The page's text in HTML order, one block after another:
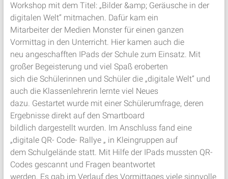
Workshop mit dem Titel: „Bilder &amp; Geräusche in der
digitalen Welt“ mitmachen. Dafür kam ein
Mitarbeiter der Medien Monster für einen ganzen
Vormittag in den Unterricht. Hier kamen auch die
neu angeschafften IPads der Schule zum Einsatz. Mit
großer Begeisterung und viel Spaß eroberten
sich die Schülerinnen und Schüler die „digitale Welt“ und
auch die Klassenlehrerin lernte viel Neues
dazu. Gestartet wurde mit einer Schülerumfrage, deren
Ergebnisse direkt auf den Smartboard
bildlich dargestellt wurden. Im Anschluss fand eine
„digitale QR- Code- Rallye „ in Kleingruppen auf
dem Schulgelände statt. Mit Hilfe der IPads mussten QR-
Codes gescannt und Fragen beantwortet
werden. Es gab im Verlauf des Vormittages viele sinnvolle